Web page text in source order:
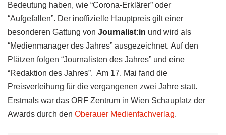
Bedeutung haben, wie “Corona-Erklärer” oder
“Aufgefallen”. Der inoffizielle Hauptpreis gilt einer
besonderen Gattung von Journalist:in und wird als
“Medienmanager des Jahres” ausgezeichnet. Auf den
Plätzen folgen “Journalisten des Jahres” und eine
“Redaktion des Jahres”. Am 17. Mai fand die
Preisverleihung für die vergangenen zwei Jahre statt.
Erstmals war das ORF Zentrum in Wien Schauplatz der
Awards durch den Oberauer Medienfachverlag.